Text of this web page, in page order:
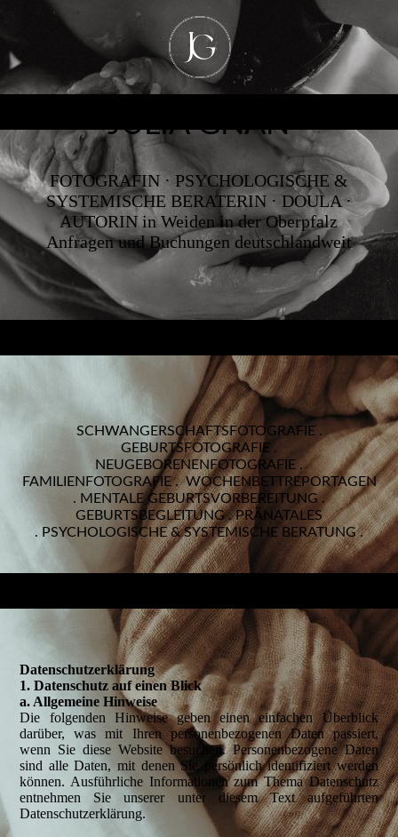
JULIA GNAN
FOTOGRAFIN · PSYCHOLOGISCHE &
SYSTEMISCHE BERATERIN · DOULA ·
AUTORIN in Weiden in der Oberpfalz
Anfragen und Buchungen deutschlandweit
SCHWANGERSCHAFTSFOTOGRAFIE .
GEBURTSFOTOGRAFIE .
NEUGEBORENENFOTOGRAFIE .
FAMILIENFOTOGRAFIE . WOCHENBETTREPORTAGEN
. MENTALE GEBURTSVORBEREITUNG .
GEBURTSBEGLEITUNG .PRÄNATALES
. PSYCHOLOGISCHE & SYSTEMISCHE BERATUNG .
Daten­schutz­erklärung
1. Datenschutz auf einen Blick
a. Allgemeine Hinweise
Die folgenden Hinweise geben einen einfachen Überblick
darüber, was mit Ihren personenbezogenen Daten passiert,
wenn Sie diese Website besuchen. Personenbezogene Daten
sind alle Daten, mit denen Sie persönlich identifiziert werden
können. Ausführliche Informationen zum Thema Datenschutz
entnehmen Sie unserer unter diesem Text aufgeführten
Datenschutzerklärung.